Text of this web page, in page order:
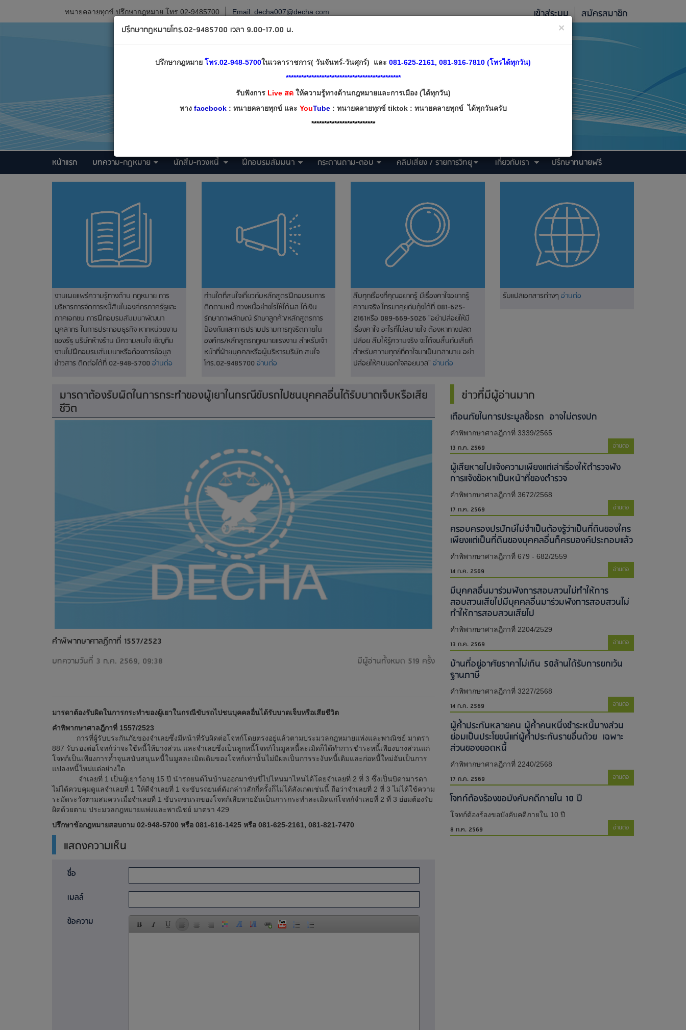
ทนายคลายทุกข์ ปรึกษากฎหมาย โทร 02-9485700 Email: decha007@decha.com เข้าสู่ระบบ สมัครสมาชิก
หน้าแรก บทความ-กฎหมาย นักสืบ-ทวงหนี้ ฝึกอบรมสัมมนา กระดานถาม-ตอบ คลิปเสียง / รายการวิทยุ เกี่ยวกับเรา ปรึกษาทนายฟรี
งานเผยแพร่ความรู้ทางด้าน กฎหมาย การ
บริหารการจัดการหนี้สินในองค์กรภาครัฐและ
ภาคเอกชน การฝึกอบรมสัมมนาพัฒนา
บุคลากร ในการประกอบธุรกิจ หากหน่วยงาน
ของรัฐ บริษัทห้างร้าน มีความสนใจ เชิญทีม
งานไปฝึกอบรมสัมมนาหรือต้องการข้อมูล
ข่าวสาร ติดต่อได้ที่ 02-948-5700อ่านต่อ
ท่านใดที่สนใจเกี่ยวกับหลักสูตรฝึกอบรมการ
ติดตามหนี้ ทวงหนี้อย่างไรให้ได้ผล ได้เงิน
รักษาภาพลักษณ์ รักษาลูกค้า/หลักสูตรการ
ป้องกันและการปราบปรามการทุจริตภายใน
องค์กร/หลักสูตรกฎหมายแรงงาน สำหรับเจ้า
หน้าที่ฝ่ายบุคคลหรือผู้บริหารบริษัท สนใจ
โทร.02-9485700อ่านต่อ
สืบทุกเรื่องที่คุณอยากรู้ มีเรื่องคาใจอยากรู้
ความจริง โทรมาคุยกับกุ้งได้ที่ 081-625-
2161หรือ 089-669-5026 "อย่าปล่อยให้มี
เรื่องคาใจ อะไรที่ไม่สบายใจ ต้องหาทางปลด
ปล่อย สืบให้รู้ความจริง จะได้จบสิ้นกันเสียที
สำหรับความทุกข์ที่คาใจมาเป็นเวลานาน อย่า
ปล่อยให้คนนอกใจลอยนวล" อ่านต่อ
รับแปลเอกสารต่างๆ อ่านต่อ
มารดาต้องรับผิดในการกระทำของผู้เยาในกรณีขับรถไปชนบุคคลอื่นได้รับบาดเจ็บหรือเสีย
ชีวิต
คำพิพากษาศาลฎีกาที่ 1557/2523
บทความวันที่ 3 ก.ค. 2569, 09:38
มีผู้อ่านทั้งหมด 519 ครั้ง
มารดาต้องรับผิดในการกระทำของผู้เยาในกรณีขับรถไปชนบุคคลอื่นได้รับบาดเจ็บหรือเสียชีวิต
คำพิพากษาศาลฎีกาที่ 1557/2523
การที่ผู้รับประกันภัยของจำเลยซึ่งมีหน้าที่รับผิดต่อโจทก์โดยตรงอยู่แล้วตามประมวลกฎหมายแพ่งและพาณิชย์ มาตรา
887 รับรองต่อโจทก์ว่าจะใช้หนี้ให้บางส่วน และจำเลยซึ่งเป็นลูกหนี้โจทก์ในมูลหนี้ละเมิดก็ได้ทำการชำระหนี้เพียงบางส่วนแก่
โจทก์เป็นเพียงการค้ำจุนสนับสนุนหนี้ในมูลละเมิดเดิมของโจทก์เท่านั้นไม่มีผลเป็นการระงับหนี้เดิมและก่อหนี้ใหม่อันเป็นการ
แปลงหนี้ใหม่แต่อย่างใด
จำเลยที่ 1 เป็นผู้เยาว์อายุ 15 ปี นำรถยนต์ในบ้านออกมาขับขี่ไปไหนมาไหนได้โดยจำเลยที่ 2 ที่ 3 ซึ่งเป็นบิดามารดา
ไม่ได้ควบคุมดูแลจำเลยที่ 1 ให้ดีจำเลยที่ 1 จะขับรถยนต์ดังกล่าวสักกี่ครั้งก็ไม่ได้สังเกตเช่นนี้ ถือว่าจำเลยที่ 2 ที่ 3 ไม่ได้ใช้ความ
ระมัดระวังตามสมควรเมื่อจำเลยที่ 1 ขับรถชนรถของโจทก์เสียหายอันเป็นการกระทำละเมิดแก่โจทก์จำเลยที่ 2 ที่ 3 ย่อมต้องรับ
ผิดด้วยตาม ประมวลกฎหมายแพ่งและพาณิชย์ มาตรา 429
ปรึกษาข้อกฎหมายสอบถาม 02-948-5700 หรือ 081-616-1425 หรือ 081-625-2161, 081-821-7470
แสดงความเห็น
ชื่อ
เมลล์
ข้อความ
ข่าวที่มีผู้อ่านมาก
เตือนภัยในการประมูลซื้อรถ อาจไม่ตรงปก
คำพิพากษาศาลฎีกาที่ 3339/2565
13 ก.ค. 2569 อ่านต่อ
ผู้เสียหายไปแจ้งความเพียงแต่เล่าเรื่องให้ตำรวจฟัง
การแจ้งข้อหาเป็นหน้าที่ของตำรวจ
คำพิพากษาศาลฎีกาที่ 3672/2568
17 ก.ค. 2569 อ่านต่อ
ครอบครองปรปักษ์ไม่จำเป็นต้องรู้ว่าเป็นที่ดินของใคร
เพียงแต่เป็นที่ดินของบุคคลอื่นก็ครบองค์ประกอบแล้ว
คำพิพากษาศาลฎีกาที่ 679 - 682/2559
14 ก.ค. 2569 อ่านต่อ
มีบุคคลอื่นมาร่วมฟังการสอบสวนไม่ทำให้การ
สอบสวนเสียไป​มีบุคคลอื่นมาร่วมฟังการสอบสวนไม่
ทำให้การสอบสวนเสียไป​
คำพิพากษาศาลฎีกาที่ 2204/2529
13 ก.ค. 2569 อ่านต่อ
บ้านที่อยู่อาศัยราคาไม่เกิน 50ล้านได้รับการยกเว้น
ฐานภาษี
คำพิพากษาศาลฎีกาที่ 3227/2568
14 ก.ค. 2569 อ่านต่อ
ผู้ค้ำประกันหลายคน ผู้ค้ำคนหนึ่งชำระหนี้บางส่วน
ย่อมเป็นประโยชน์แก่ผู้ค้ำประกันรายอื่นด้วย เฉพาะ
ส่วนของยอดหนี้
คำพิพากษาศาลฎีกาที่ 2240/2568
17 ก.ค. 2569 อ่านต่อ
โจทก์ต้องร้องขอบังคับคดีภายใน 10 ปี
โจทก์ต้องร้องขอบังคับคดีภายใน 10 ปี
8 ก.ค. 2569 อ่านต่อ
×
ปรึกษากฎหมายโทร.02-9485700 เวลา 9.00-17.00 น.
ปรึกษากฎหมาย โทร.02-948-5700ในเวลาราชการ( วันจันทร์-วันศุกร์) และ 081-625-2161, 081-916-7810 (โทรได้ทุกวัน)
*********************************************
รับฟังการLive สดให้ความรู้ทางด้านกฎหมายและการเมือง (ได้ทุกวัน)
ทาง facebook: ทนายคลายทุกข์ และ YouTube: ทนายคลายทุกข์ tiktok : ทนายคลายทุกข์ ได้ทุกวันครับ
*************************